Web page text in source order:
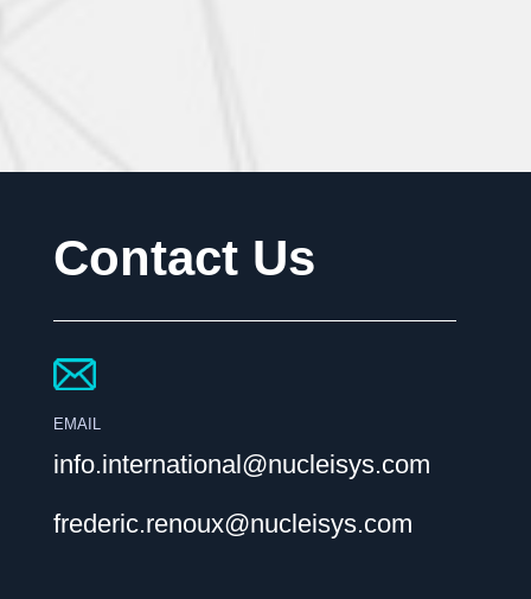
Contact Us
EMAIL
info.international@nucleisys.com
frederic.renoux@nucleisys.com